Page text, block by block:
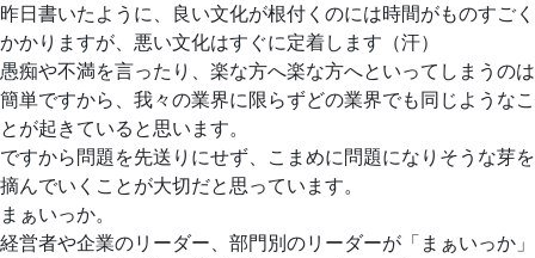
昨日書いたように、良い文化が根付くのには時間がものすごく
かかりますが、悪い文化はすぐに定着します（汗）
愚痴や不満を言ったり、楽な方へ楽な方へといってしまうのは
簡単ですから、我々の業界に限らずどの業界でも同じようなこ
とが起きていると思います。
ですから問題を先送りにせず、こまめに問題になりそうな芽を
摘んでいくことが大切だと思っています。
まぁいっか。
経営者や企業のリーダー、部門別のリーダーが「まぁいっか」